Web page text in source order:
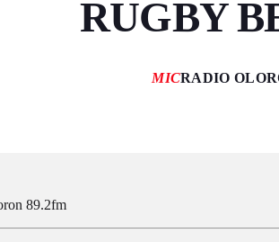
RUGBY
MICRADIO
89.2fm